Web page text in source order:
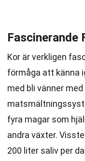
Fascinerande
Kor är verkligen
förmåga att känna
med bli vänner med
fyra magar som
andra växter.
200 liter saliv per